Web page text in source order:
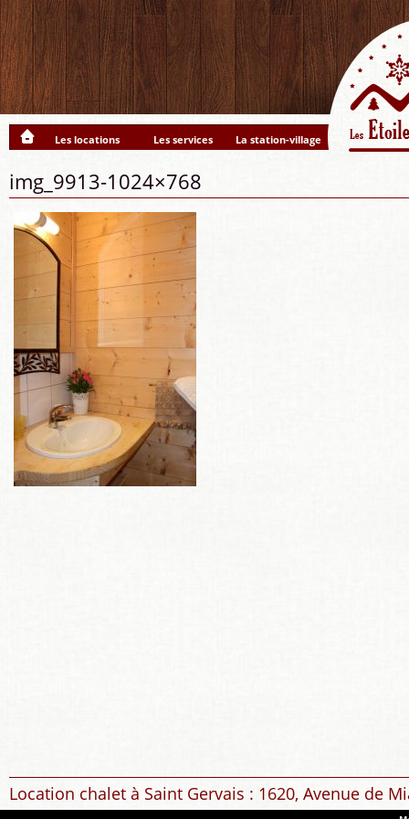
Les locations Les services La station-village
img_9913-1024×768
Location chalet à Saint Gervais : 1620, Avenue de